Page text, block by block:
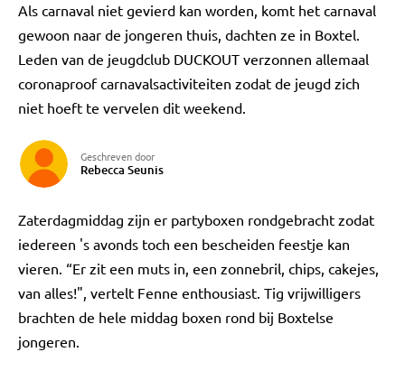
Als carnaval niet gevierd kan worden, komt het carnaval
gewoon naar de jongeren thuis, dachten ze in Boxtel.
Leden van de jeugdclub DUCKOUT verzonnen allemaal
coronaproof carnavalsactiviteiten zodat de jeugd zich
niet hoeft te vervelen dit weekend.
Geschreven door
Rebecca Seunis
Zaterdagmiddag zijn er partyboxen rondgebracht zodat
iedereen 's avonds toch een bescheiden feestje kan
vieren. “Er zit een muts in, een zonnebril, chips, cakejes,
van alles!", vertelt Fenne enthousiast. Tig vrijwilligers
brachten de hele middag boxen rond bij Boxtelse
jongeren.